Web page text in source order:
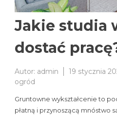
Jakie studia
dostać
Autor: admin 19 stycznia
ogród
Gruntowne wykształcenie to
płatną i przynoszącą mnóstwo